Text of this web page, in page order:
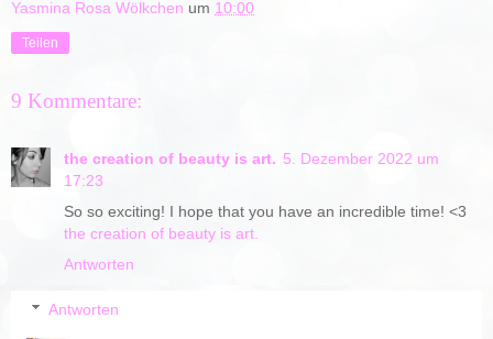
Yasmina Rosa Wölkchen um 10:00
Teilen
9 Kommentare:
the creation of beauty is art. 5. Dezember 2022 um
17:23
So so exciting! I hope that you have an incredible time! <3
the creation of beauty is art.
Antworten
Antworten